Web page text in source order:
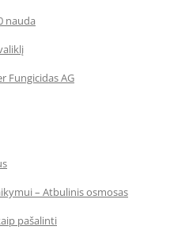
nauda
Fungicidas AG
– Atbulinis osmosas
pašalinti